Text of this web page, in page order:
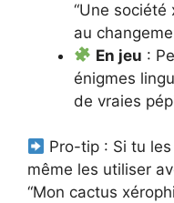
“Une
au
En jeu :
énigmes
de vraies
Pro-tip : Si tu
même les utiliser
“Mon cactus